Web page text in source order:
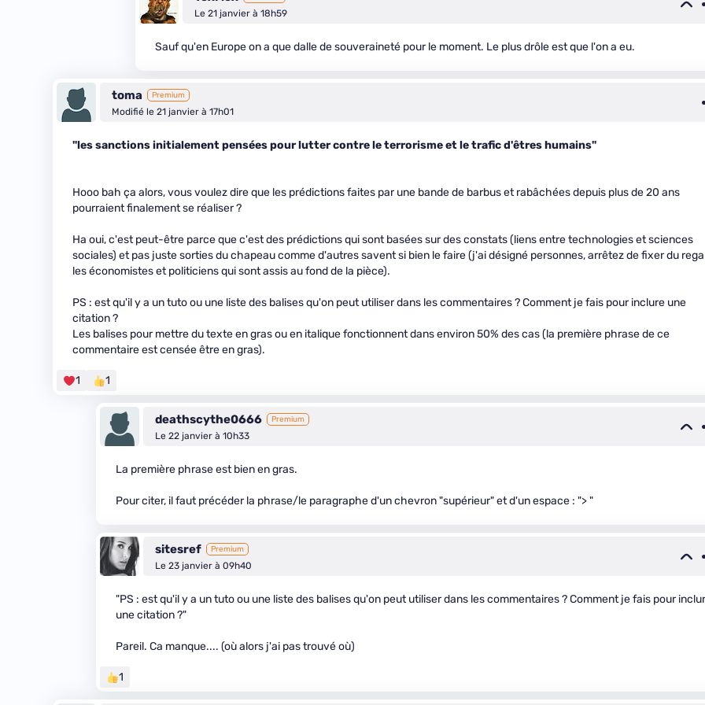
Le 21 janvier à 18h59
Sauf qu'en Europe on a que dalle de souveraineté pour le moment. Le plus drôle est que l'on a eu.
toma Premium
Modifié le 21 janvier à 17h01
"les sanctions initialement pensées pour lutter contre le terrorisme et le trafic d'êtres humains"
Hooo bah ça alors, vous voulez dire que les prédictions faites par une bande de barbus et rabâchées depuis plus de 20 ans
pourraient finalement se réaliser ?
Ha oui, c'est peut-être parce que c'est des prédictions qui sont basées sur des constats (liens entre technologies et sciences
sociales) et pas juste sorties du chapeau comme d'autres savent si bien le faire (j'ai désigné personnes, arrêtez de fixer du
les économistes et politiciens qui sont assis au fond de la pièce).
PS : est qu'il y a un tuto ou une liste des balises qu'on peut utiliser dans les commentaires ? Comment je fais pour inclure une
citation ?
Les balises pour mettre du texte en gras ou en italique fonctionnent dans environ 50% des cas (la première phrase de ce
commentaire est censée être en gras).
1 1
deathscythe0666 Premium
Le 22 janvier à 10h33
La première phrase est bien en gras.
Pour citer, il faut précéder la phrase/le paragraphe d'un chevron "supérieur" et d'un espace : "> "
sitesref Premium
Le 23 janvier à 09h40
"PS : est qu'il y a un tuto ou une liste des balises qu'on peut utiliser dans les commentaires ? Comment je fais pour
une citation ?"
Pareil. Ca manque.... (où alors j'ai pas trouvé où)
1